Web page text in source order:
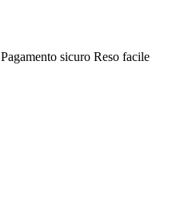
Pagamento sicuro Reso facile